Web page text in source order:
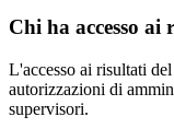
Chi ha accesso ai
L'accesso ai risultati del
autorizzazioni di
supervisori.